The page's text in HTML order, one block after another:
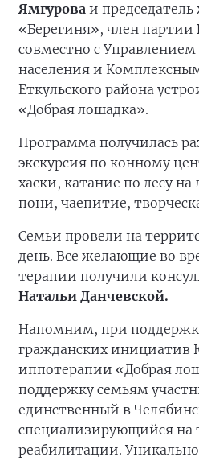
Ямгурова и
«Берегиня», член партии
совместно с
населения и
Еткульского района
«Добрая лошадка».
Программа получилась
экскурсия по конному
хаски, катание по лесу
пони, чаепитие,
Семьи провели на
день. Все желающие во
терапии получили
Натальи Данчевской.
Напомним, при
гражданских инициатив
иппотерапии «Добрая
поддержку семьям
единственный в
специализирующийся на
реабилитации.